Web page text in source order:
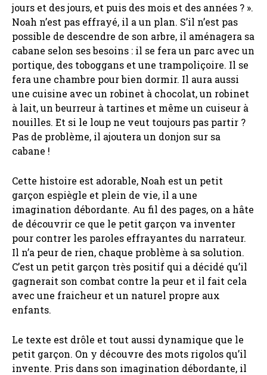
jours et des jours, et puis des mois et des années ? ».
Noah n’est pas effrayé, il a un plan. S’il n’est pas
possible de descendre de son arbre, il aménagera sa
cabane selon ses besoins : il se fera un parc avec un
portique, des toboggans et une trampoliçoire. Il se
fera une chambre pour bien dormir. Il aura aussi
une cuisine avec un robinet à chocolat, un robinet
à lait, un beurreur à tartines et même un cuiseur à
nouilles. Et si le loup ne veut toujours pas partir ?
Pas de problème, il ajoutera un donjon sur sa
cabane !
Cette histoire est adorable, Noah est un petit
garçon espiègle et plein de vie, il a une
imagination débordante. Au fil des pages, on a hâte
de découvrir ce que le petit garçon va inventer
pour contrer les paroles effrayantes du narrateur.
Il n’a peur de rien, chaque problème à sa solution.
C’est un petit garçon très positif qui a décidé qu’il
gagnerait son combat contre la peur et il fait cela
avec une fraicheur et un naturel propre aux
enfants.
Le texte est drôle et tout aussi dynamique que le
petit garçon. On y découvre des mots rigolos qu’il
invente. Pris dans son imagination débordante, il